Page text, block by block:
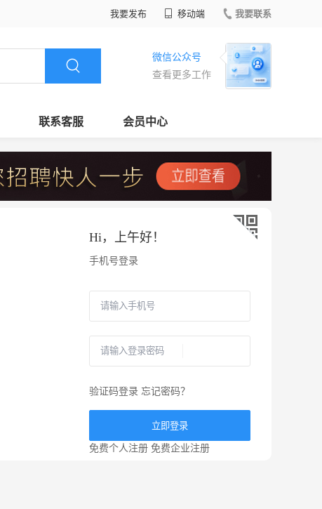
我要发布 移动端 我要联系
微信公众号
查看更多工作
联系客服 会员中心
Hi， 上午好！
手机号登录
验证码登录 忘记密码？
立即登录
免费个人注册 免费企业注册